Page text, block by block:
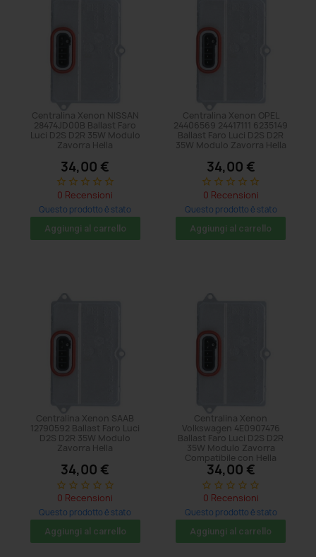
Centralina Xenon NISSAN
28474JD00B Ballast Faro
Luci D2S D2R 35W Modulo
Zavorra Hella
34,00 €
star_border star_border star_border star_border star_border
0 Recensioni
Questo prodotto è stato
acquistato: 5 volte
Aggiungi al carrello
Centralina Xenon OPEL
24406569 24417111 6235149
Ballast Faro Luci D2S D2R
35W Modulo Zavorra Hella
34,00 €
star_border star_border star_border star_border star_border
0 Recensioni
Questo prodotto è stato
acquistato: 8 volte
Aggiungi al carrello
Centralina Xenon SAAB
12790592 Ballast Faro Luci
D2S D2R 35W Modulo
Zavorra Hella
34,00 €
star_border star_border star_border star_border star_border
0 Recensioni
Questo prodotto è stato
acquistato: 23 volte
Aggiungi al carrello
Centralina Xenon
Volkswagen 4E0907476
Ballast Faro Luci D2S D2R
35W Modulo Zavorra
Compatibile con Hella
34,00 €
star_border star_border star_border star_border star_border
0 Recensioni
Questo prodotto è stato
acquistato: 14 volte
Aggiungi al carrello